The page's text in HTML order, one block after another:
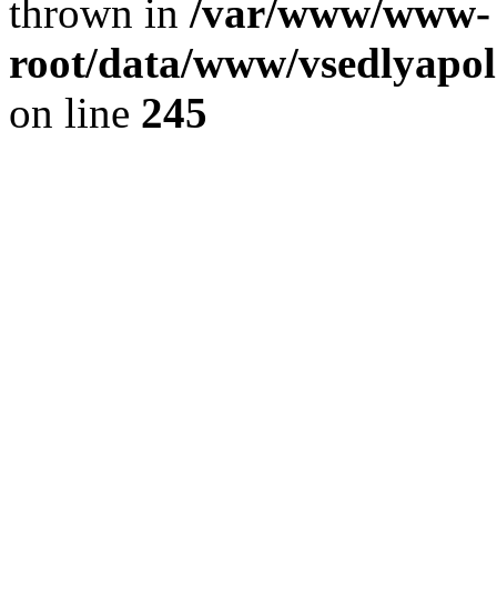
thrown in /var/www/www-
root/data/www/
on line 245